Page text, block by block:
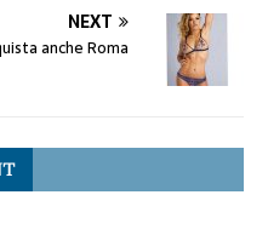
NEXT
anche Roma